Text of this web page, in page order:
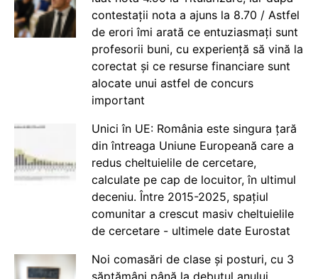
contestații nota a ajuns la 8.70 / Astfel
de erori îmi arată ce entuziasmați sunt
profesorii buni, cu experiență să vină la
corectat și ce resurse financiare sunt
alocate unui astfel de concurs
important
Unici în UE: România este singura țară
din întreaga Uniune Europeană care a
redus cheltuielile de cercetare,
calculate pe cap de locuitor, în ultimul
deceniu. Între 2015-2025, spațiul
comunitar a crescut masiv cheltuielile
de cercetare - ultimele date Eurostat
Noi comasări de clase și posturi, cu 3
săptămâni până la debutul anului